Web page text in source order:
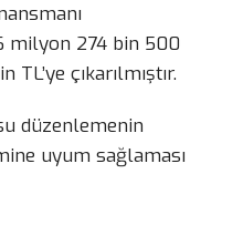
milyon 274 bin 500
çıkarılmıştır.
düzenlemenin
uyum sağlaması